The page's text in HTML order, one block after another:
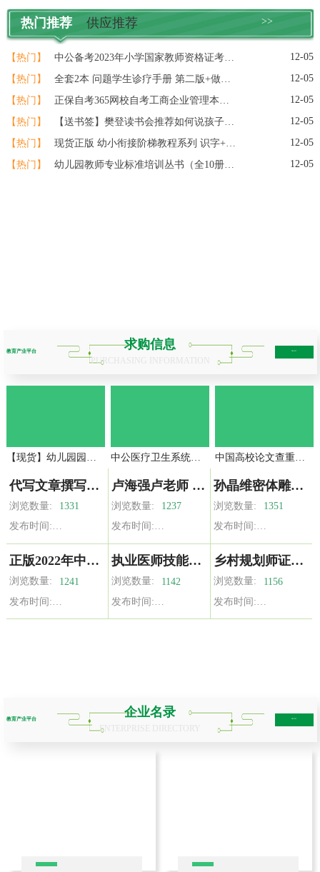
热门推荐 供应推荐 >>
【热门】 中公备考2023年小学国家教师资格证考试用书教资资料专用教材综合素质教育知识与能力历年真题库试卷刷题语文数学英语2022笔试粉笔 12-05
【热门】 全套2本 问题学生诊疗手册 第二版+做一个专业的班主任 王晓春 大夏书系 教育理论基础知识综合 中小学班主任培训用书教育理论书籍 12-05
【热门】 12-05
【热门】 【送书签】樊登读书会推荐如何说孩子才会听怎么听孩子才肯说正面管教父母的语言教育心理学如何说话怎么才能听育儿书籍父母 12-05
【热门】 现货正版 幼小衔接阶梯教程系列 识字+数学+英语+拼音+看图说话+思维训练（全18册）全彩页幼小衔接教材快读童书 12-05
【热门】 幼儿园教师专业标准培训丛书（全10册）幼儿能力培养与训练/幼儿园教师专业标准培训丛书 幼教老师专业成长素质提高 学前教育用书 12-05
教育产业平台 求购信息
PURCHASING INFORMATION
more+
代写文章撰写服务英语修改润色征文读后感文案演讲稿写作代笔总结
浏览数量:
1331
发布时间:
卢海强卢老师 系统集成项目管理工程师视频课程 海讯 中项 教程
浏览数量:
1237
发布时间:
孙晶维密体雕全身课程零基础塑形体雕肌肉功能应用手法复习课
浏览数量:
1351
发布时间:
正版2022年中医执业医师考试书资格考试教材师承全套真题习题集确有专长资料资格指导用书职业实践技能医学综合通关题库执医
浏览数量:
1241
发布时间:
执业医师技能综合资料包增加外科内科中西医必过视频助理医师教材
浏览数量:
1142
发布时间:
乡村规划师证书振兴责任社区制度实践经济生态绿色文化课考试教材
浏览数量:
1156
发布时间:
教育产业平台 企业名录
ENTERPRISE DIRECTORY
more+